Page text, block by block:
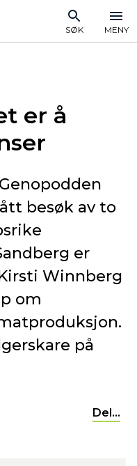
SØK MENY
er å
Del...
besøk av to
er
Winnberg
om
på